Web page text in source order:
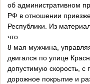
об административном
РФ в отношении
Республики. Из
что
8 мая мужчина,
двигался по улице
допустимую скорость, с
дорожное покрытие и